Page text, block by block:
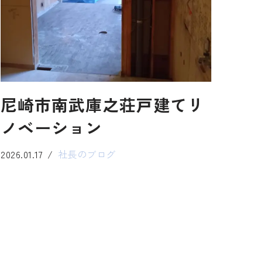
尼崎市南武庫之荘戸建てリ
ノベーション
2026.01.17 社長のブログ